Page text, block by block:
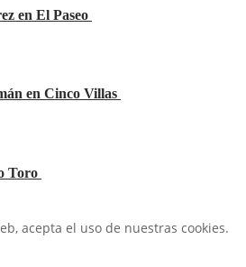
en El Paseo
en Cinco Villas
Toro
acepta el uso de nuestras cookies.